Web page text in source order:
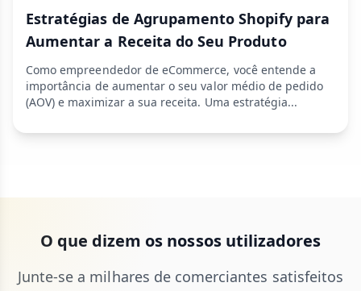
Estratégias de Agrupamento Shopify para
Aumentar a Receita do Seu Produto
Como empreendedor de eCommerce, você entende a
importância de aumentar o seu valor médio de pedido
(AOV) e maximizar a sua receita. Uma estratégia...
O que dizem os nossos utilizadores
Junte-se a milhares de comerciantes satisfeitos